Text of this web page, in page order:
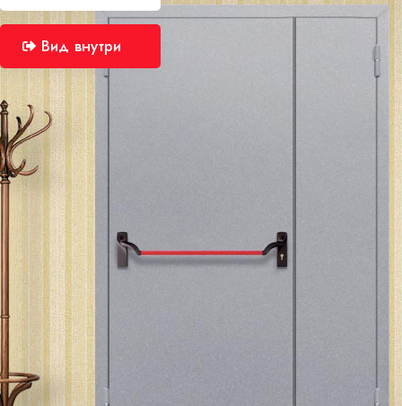
Вид внутри